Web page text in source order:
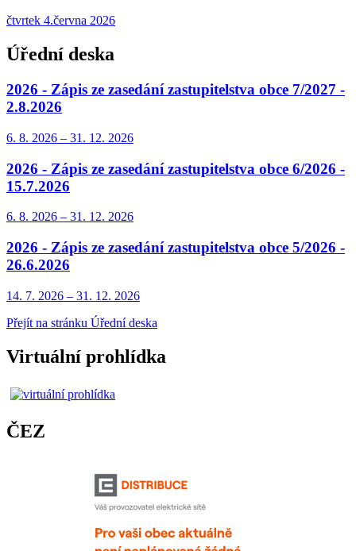
čtvrtek 4.června 2026
Úřední deska
2026 - Zápis ze zasedání zastupitelstva obce 7/2027 -
2.8.2026
6. 8. 2026 – 31. 12. 2026
2026 - Zápis ze zasedání zastupitelstva obce 6/2026 -
15.7.2026
6. 8. 2026 – 31. 12. 2026
2026 - Zápis ze zasedání zastupitelstva obce 5/2026 -
26.6.2026
14. 7. 2026 – 31. 12. 2026
Přejít na stránku Úřední deska
Virtuální prohlídka
ČEZ